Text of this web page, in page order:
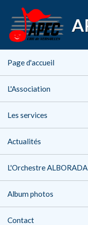
Page d'accueil
L'Association
Les services
Actualités
L'Orchestre ALBORADA
Album photos
Contact